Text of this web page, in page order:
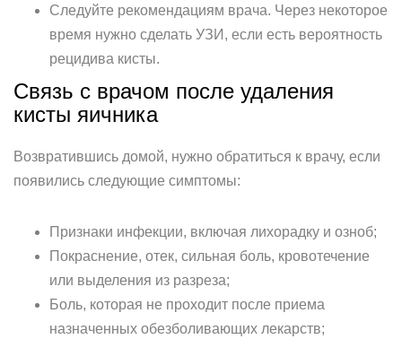
Следуйте рекомендациям врача. Через некоторое
время нужно сделать УЗИ, если есть вероятность
рецидива кисты.
Связь с врачом после удаления
кисты яичника
Возвратившись домой, нужно обратиться к врачу, если
появились следующие симптомы:
Признаки инфекции, включая лихорадку и озноб;
Покраснение, отек, сильная боль, кровотечение
или выделения из разреза;
Боль, которая не проходит после приема
назначенных обезболивающих лекарств;